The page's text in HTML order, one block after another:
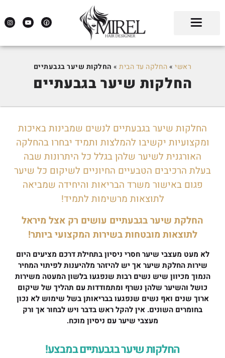
ראשי»החלקה עד הבית» החלקות שיער בגבעתיים
החלקות שיער בגבעתיים
החלקות שיער בגבעתיים לנשים שמבינות באיכות
ומקצועיות יקשיבו להמלצות ותמיד יבחרו בהחלקה
האורגנית לשיער שלהן בגלל כל היתרונות שבה
בעלת הרכיבים הטבעיים החיוניים לשיקום כל שיער
פגום באישור משרד הבריאות והיחידה שמביאה
לתוצאות מרשימות לתמיד!
החלקת שיער בגבעתיים עושים רק אצל מיראל
לתוצאות מובטחות בשירות המקצועי ביותר!
לא מעט מעצבי שיער חסרי ניסיון בתחילת דרכם מציעים היום
שירות החלקת שיער אך יש להיזהר מלהיענות לפיתוי המחיר
הנמוך מכיוון שיש נשים רבות שנפגעו בלשון המעטה משירות
כושל והשיער שלהן נשרף ומתמודדות עם תהליך של שיקום
ארוך שנים ואף נשים שנפגעו בבריאותן בשל שימוש לא נכון
בחומרים השונים. אין להקל ראש בדבר ויש לבחור אך ורק
מעצבי שיער עם ניסיון מוכח.
החלקות שיער בגבעתיים במבצע!